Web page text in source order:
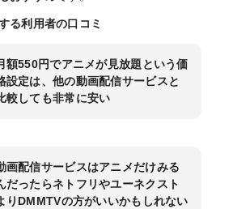
る利用者の口コミ
額550円でアニメが見放題という価
設定は、他の動画配信サービスと
較しても非常に安い
画配信サービスはアニメだけみる
だったらネトフリやユーネクスト
りDMMTVの方がいいかもしれない